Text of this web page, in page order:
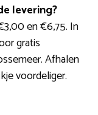
levering?
en €6,75. In
gratis
Afhalen
voordeliger.